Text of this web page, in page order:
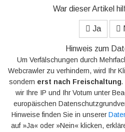
War dieser Artikel
Ja
Hinweis zum
Um Verfälschungen durch
Webcrawler zu verhindern, wird Ihr
sondern erst nach Freischaltung.
wir Ihre IP und Ihr Votum unter
europäischen
Hinweise finden Sie in unserer
auf »Ja« oder »Nein« klicken,